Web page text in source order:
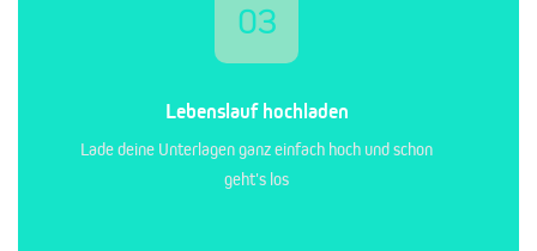
03
Lebenslauf hochladen
Lade deine Unterlagen ganz einfach hoch und schon
geht's los